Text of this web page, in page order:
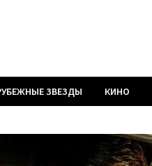
ЗВЕЗДЫ КИНО